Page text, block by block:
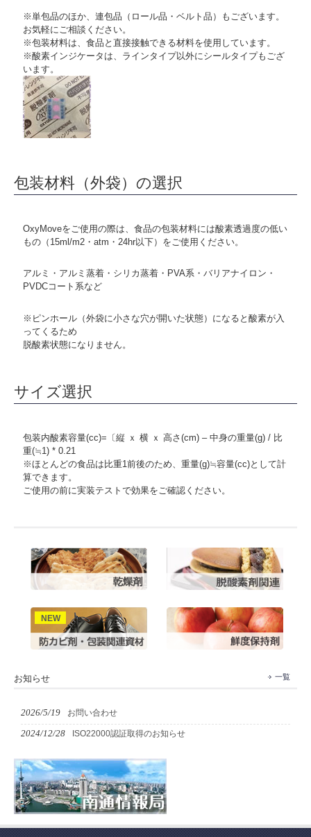
※単包品のほか、連包品（ロール品・ベルト品）もございます。
お気軽にご相談ください。
※包装材料は、食品と直接接触できる材料を使用しています。
※酸素インジケータは、ラインタイプ以外にシールタイプもござ
います。
包装材料（外袋）の選択
OxyMoveをご使用の際は、食品の包装材料には酸素透過度の低い
もの（15ml/m2・atm・24hr以下）をご使用ください。
アルミ・アルミ蒸着・シリカ蒸着・PVA系・バリアナイロン・
PVDCコート系など
※ピンホール（外袋に小さな穴が開いた状態）になると酸素が入
ってくるため
脱酸素状態になりません。
サイズ選択
包装内酸素容量(cc)=〔縦 ｘ 横 ｘ 高さ(cm) – 中身の重量(g) / 比
重(≒1) * 0.21
※ほとんどの食品は比重1前後のため、重量(g)≒容量(cc)として計
算できます。
ご使用の前に実装テストで効果をご確認ください。
お知らせ 一覧
2026/5/19 お問い合わせ
2024/12/28 ISO22000認証取得のお知らせ